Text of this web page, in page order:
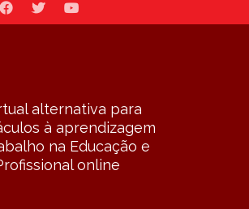
alternativa para
à aprendizagem
na Educação e
online